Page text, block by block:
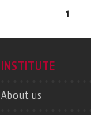
1
INSTITUTE
About us